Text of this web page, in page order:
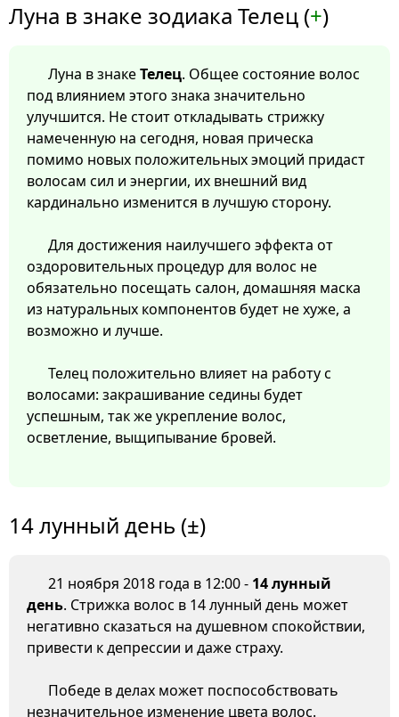
Луна в знаке зодиака Телец (+)
Луна в знакеТелец. Общее состояние волос
под влиянием этого знака значительно
улучшится. Не стоит откладывать стрижку
намеченную на сегодня, новая прическа
помимо новых положительных эмоций придаст
волосам сил и энергии, их внешний вид
кардинально изменится в лучшую сторону.
Для достижения наилучшего эффекта от
оздоровительных процедур для волос не
обязательно посещать салон, домашняя маска
из натуральных компонентов будет не хуже, а
возможно и лучше.
Телец положительно влияет на работу с
волосами: закрашивание седины будет
успешным, так же укрепление волос,
осветление, выщипывание бровей.
14 лунный день (±)
21 ноября 2018 года в 12:00 - 14 лунный
день. Стрижка волос в 14 лунный день может
негативно сказаться на душевном спокойствии,
привести к депрессии и даже страху.
Победе в делах может поспособствовать
незначительное изменение цвета волос.